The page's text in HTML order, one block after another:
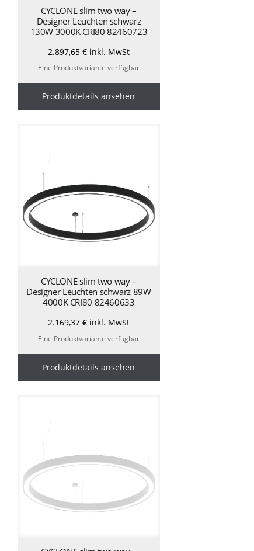
CYCLONE slim two way –
Designer Leuchten schwarz
130W 3000K CRI80 82460723
2.897,65 €inkl. MwSt
Eine Produktvariante verfügbar
Produktdetails ansehen
CYCLONE slim two way –
Designer Leuchten schwarz 89W
4000K CRI80 82460633
2.169,37 €inkl. MwSt
Eine Produktvariante verfügbar
Produktdetails ansehen